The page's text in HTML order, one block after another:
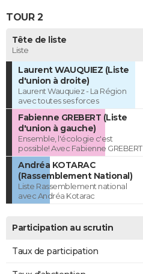
TOUR 2
Tête de liste
Liste
Laurent WAUQUIEZ (Liste
d'union à droite)
Laurent Wauquiez - La Région
avec toutes ses forces
Fabienne GREBERT (Liste
d'union à gauche)
Ensemble, l'écologie c'est
possible! Avec Fabienne GREBERT
Andréa KOTARAC
(Rassemblement National)
Liste Rassemblement national
avec Andréa Kotarac
Participation au scrutin
Taux de participation